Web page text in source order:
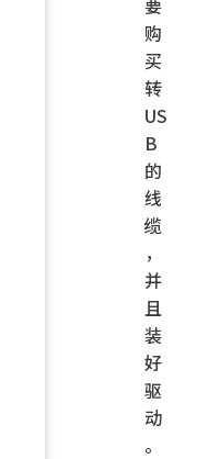
购
买
转
US
B
的
线
缆
，
并
且
装
好
驱
动
。